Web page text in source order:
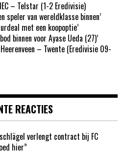
– Telstar (1-2 Eredivisie)
speler van wereldklasse binnen’
met een koopoptie’
binnen voor Ayase Ueda (27)’
– Twente (Eredivisie 09-
REACTIES
verlengt contract bij FC
hier”